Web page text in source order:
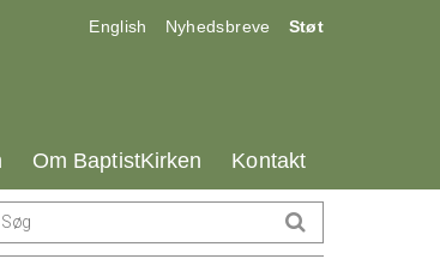
17.0:
English 18.0:
Nyhedsbreve 19.0:
Støt
26.0:
Om BaptistKirken 27.0:
Kontakt